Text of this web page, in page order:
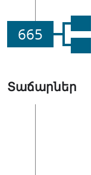
665
Տաճարներ